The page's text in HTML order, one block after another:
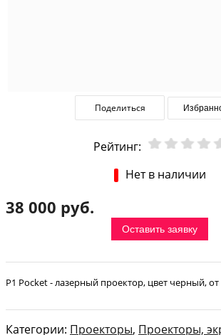
Поделиться
Рейтинг:
Нет в наличии
38 000 руб.
Оставить заявку
P1 Pocket - лазерный проектор, цвет черный,
Категории: Проекторы, Проекторы,